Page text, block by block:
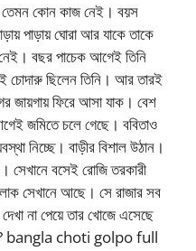
তেমন কোন কাজ নেই। বয়স
পাড়ায় ঘোরা আর যাকে তাকে
নেই। বছর পাচেক আগেই তিনি
চোদারু ছিলেন তিনি। আর তারই
জায়গায় ফিরে আসা যাক। বেশ
জমিতে চলে গেছে। ববিতাও
নিচ্ছে। বাড়ীর বিশাল উঠান।
সেখানে বসেই রোজি তরকারী
সেখানে আছে। সে রাজার সব
না পেয়ে তার খোজে এসেছে
bangla choti golpo full